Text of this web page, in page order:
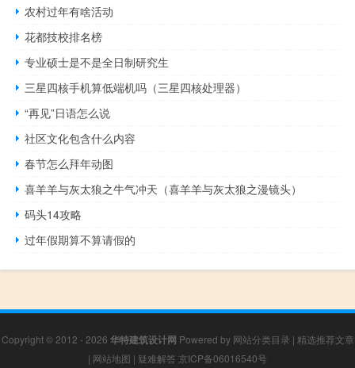
农村过年有啥活动
花都技校排名榜
专业硕士是不是全日制研究生
三星四核手机算低端机吗（三星四核处理器）
“再见”日语怎么说
社区文化包含什么内容
春节怎么拜年动图
喜羊羊与灰太狼之牛气冲天（喜羊羊与灰太狼之漫镜头）
码头14攻略
过年假期算不算请假的
Copyright © 2012 - 2026 华特建筑设计网 Powered by 网站分类目录 | 精选推荐文章
| 网站地图 | 疑难解答 京ICP备06016540号